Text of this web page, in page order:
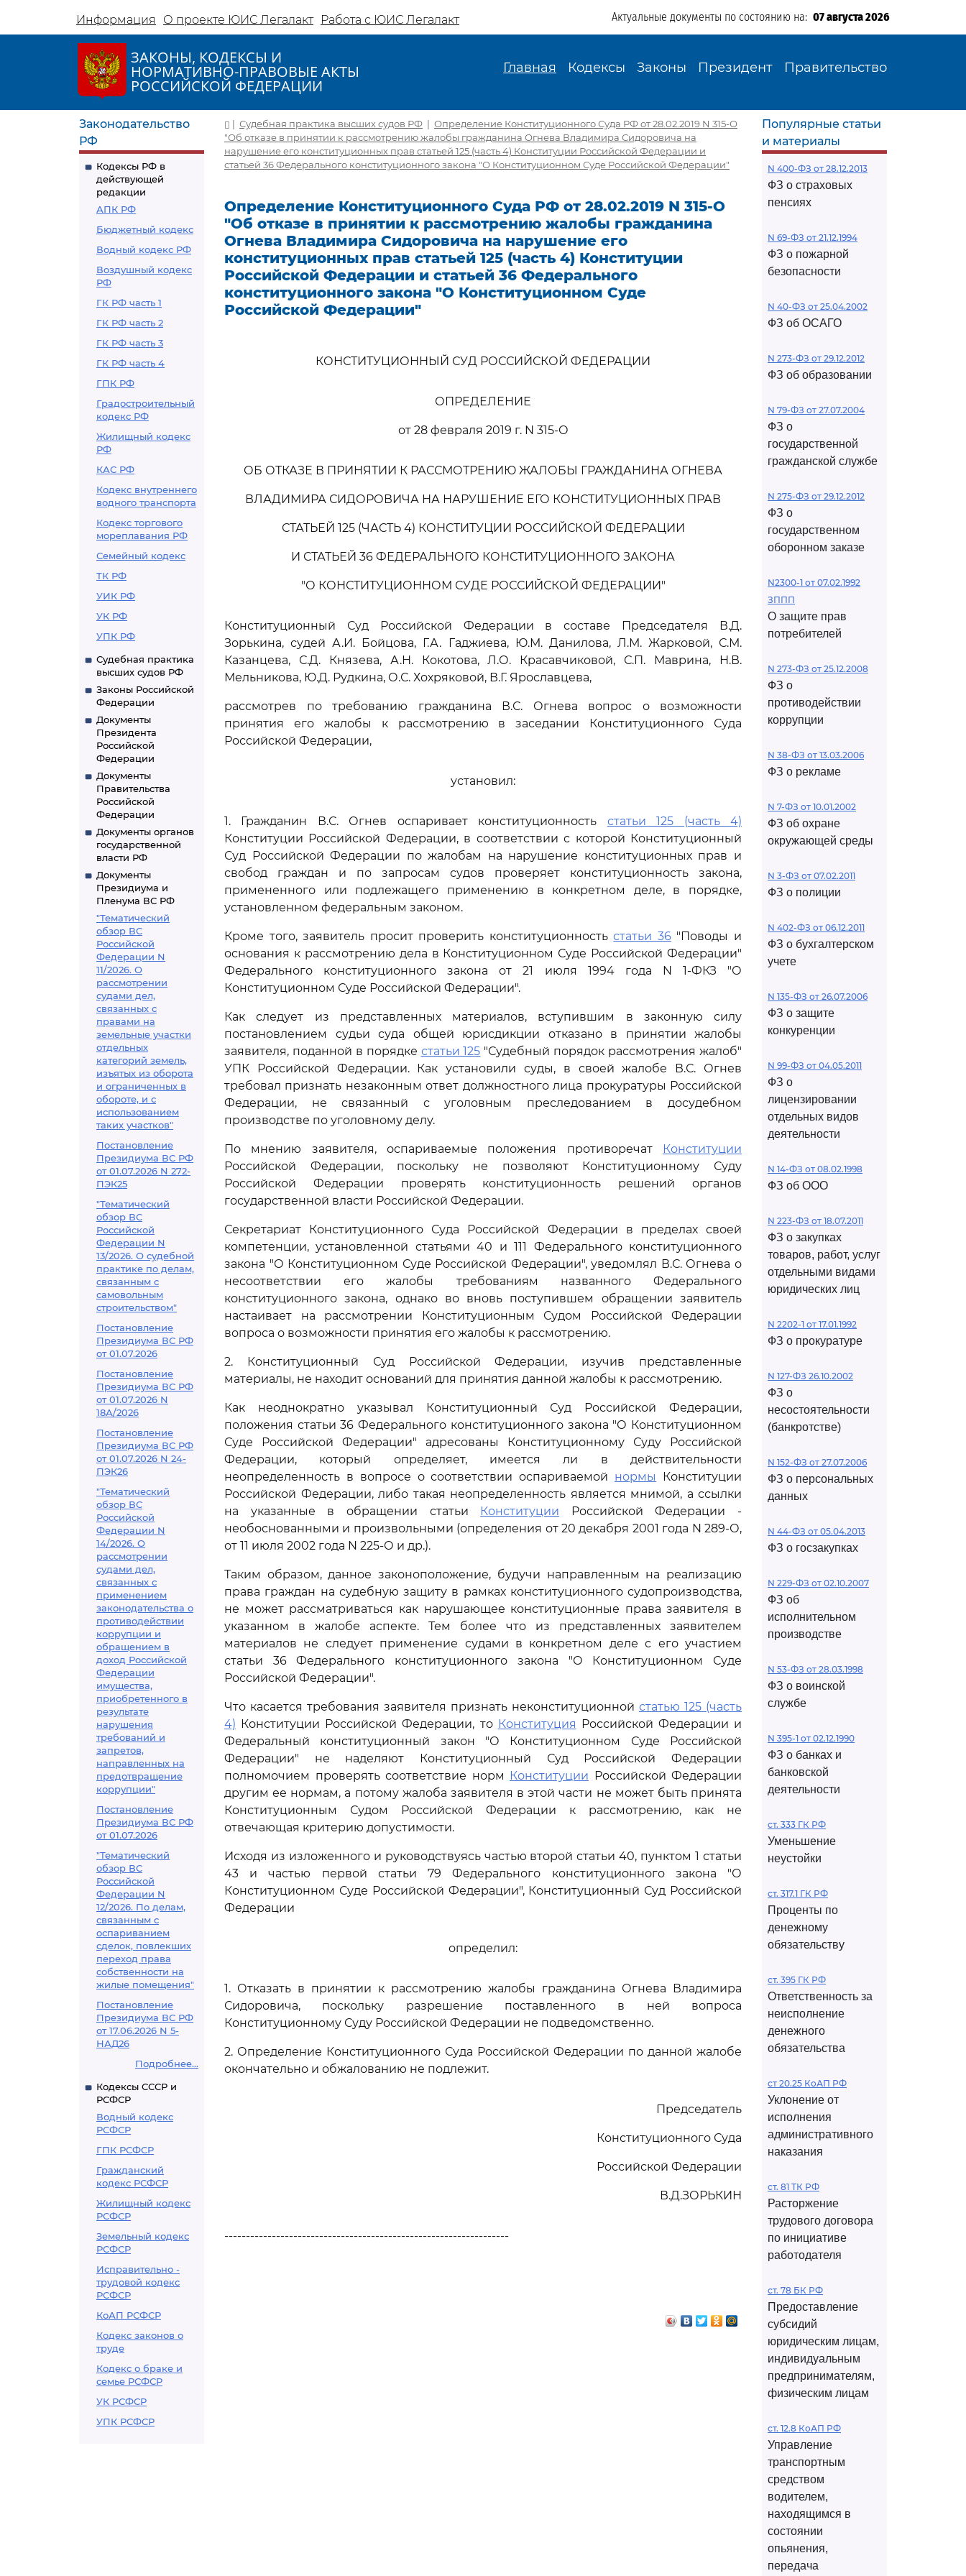
Информация О проекте ЮИС Легалакт Работа с ЮИС Легалакт Актуальные документы по состоянию на: 07 августа 2026
ЗАКОНЫ, КОДЕКСЫ И
НОРМАТИВНО-ПРАВОВЫЕ АКТЫ
РОССИЙСКОЙ ФЕДЕРАЦИИ
Главная Кодексы Законы Президент Правительство
Законодательство
РФ
Кодексы РФ в
действующей
редакции
АПК РФ
Бюджетный кодекс
Водный кодекс РФ
Воздушный кодекс
РФ
ГК РФ часть 1
ГК РФ часть 2
ГК РФ часть 3
ГК РФ часть 4
ГПК РФ
Градостроительный
кодекс РФ
Жилищный кодекс
РФ
КАС РФ
Кодекс внутреннего
водного транспорта
Кодекс торгового
мореплавания РФ
Семейный кодекс
ТК РФ
УИК РФ
УК РФ
УПК РФ
Судебная практика
высших судов РФ
Законы Российской
Федерации
Документы
Президента
Российской
Федерации
Документы
Правительства
Российской
Федерации
Документы органов
государственной
власти РФ
Документы
Президиума и
Пленума ВС РФ
"Тематический
обзор ВС
Российской
Федерации N
11/2026. О
рассмотрении
судами дел,
связанных с
правами на
земельные участки
отдельных
категорий земель,
изъятых из оборота
и ограниченных в
обороте, и с
использованием
таких участков"
Постановление
Президиума ВС РФ
от 01.07.2026 N 272-
ПЭК25
"Тематический
обзор ВС
Российской
Федерации N
13/2026. О судебной
практике по делам,
связанным с
самовольным
строительством"
Постановление
Президиума ВС РФ
от 01.07.2026
Постановление
Президиума ВС РФ
от 01.07.2026 N
18А/2026
Постановление
Президиума ВС РФ
от 01.07.2026 N 24-
ПЭК26
"Тематический
обзор ВС
Российской
Федерации N
14/2026. О
рассмотрении
судами дел,
связанных с
применением
законодательства о
противодействии
коррупции и
обращением в
доход Российской
Федерации
имущества,
приобретенного в
результате
нарушения
требований и
запретов,
направленных на
предотвращение
коррупции"
Постановление
Президиума ВС РФ
от 01.07.2026
"Тематический
обзор ВС
Российской
Федерации N
12/2026. По делам,
связанным с
оспариванием
сделок, повлекших
переход права
собственности на
жилые помещения"
Постановление
Президиума ВС РФ
от 17.06.2026 N 5-
НАД26
Подробнее...
Кодексы СССР и
РСФСР
Водный кодекс
РСФСР
ГПК РСФСР
Гражданский
кодекс РСФСР
Жилищный кодекс
РСФСР
Земельный кодекс
РСФСР
Исправительно -
трудовой кодекс
РСФСР
КоАП РСФСР
Кодекс законов о
труде
Кодекс о браке и
семье РСФСР
УК РСФСР
УПК РСФСР
| Судебная практика высших судов РФ | Определение Конституционного Суда РФ от 28.02.2019 N 315-О
"Об отказе в принятии к рассмотрению жалобы гражданина Огнева Владимира Сидоровича на
нарушение его конституционных прав статьей 125 (часть 4) Конституции Российской Федерации и
статьей 36 Федерального конституционного закона "О Конституционном Суде Российской Федерации"
Определение Конституционного Суда РФ от 28.02.2019 N 315-О
"Об отказе в принятии к рассмотрению жалобы гражданина
Огнева Владимира Сидоровича на нарушение его
конституционных прав статьей 125 (часть 4) Конституции
Российской Федерации и статьей 36 Федерального
конституционного закона "О Конституционном Суде
Российской Федерации"
КОНСТИТУЦИОННЫЙ СУД РОССИЙСКОЙ ФЕДЕРАЦИИ
ОПРЕДЕЛЕНИЕ
от 28 февраля 2019 г. N 315-О
ОБ ОТКАЗЕ В ПРИНЯТИИ К РАССМОТРЕНИЮ ЖАЛОБЫ ГРАЖДАНИНА ОГНЕВА
ВЛАДИМИРА СИДОРОВИЧА НА НАРУШЕНИЕ ЕГО КОНСТИТУЦИОННЫХ ПРАВ
СТАТЬЕЙ 125 (ЧАСТЬ 4) КОНСТИТУЦИИ РОССИЙСКОЙ ФЕДЕРАЦИИ
И СТАТЬЕЙ 36 ФЕДЕРАЛЬНОГО КОНСТИТУЦИОННОГО ЗАКОНА
"О КОНСТИТУЦИОННОМ СУДЕ РОССИЙСКОЙ ФЕДЕРАЦИИ"
Конституционный Суд Российской Федерации в составе Председателя В.Д.
Зорькина, судей А.И. Бойцова, Г.А. Гаджиева, Ю.М. Данилова, Л.М. Жарковой, С.М.
Казанцева, С.Д. Князева, А.Н. Кокотова, Л.О. Красавчиковой, С.П. Маврина, Н.В.
Мельникова, Ю.Д. Рудкина, О.С. Хохряковой, В.Г. Ярославцева,
рассмотрев по требованию гражданина В.С. Огнева вопрос о возможности
принятия его жалобы к рассмотрению в заседании Конституционного Суда
Российской Федерации,
установил:
1. Гражданин В.С. Огнев оспаривает конституционность статьи 125 (часть 4)
Конституции Российской Федерации, в соответствии с которой Конституционный
Суд Российской Федерации по жалобам на нарушение конституционных прав и
свобод граждан и по запросам судов проверяет конституционность закона,
примененного или подлежащего применению в конкретном деле, в порядке,
установленном федеральным законом.
Кроме того, заявитель просит проверить конституционностьстатьи 36"Поводы и
основания к рассмотрению дела в Конституционном Суде Российской Федерации"
Федерального конституционного закона от 21 июля 1994 года N 1-ФКЗ "О
Конституционном Суде Российской Федерации".
Как следует из представленных материалов, вступившим в законную силу
постановлением судьи суда общей юрисдикции отказано в принятии жалобы
заявителя, поданной в порядке статьи 125 "Судебный порядок рассмотрения жалоб"
УПК Российской Федерации. Как установили суды, в своей жалобе В.С. Огнев
требовал признать незаконным ответ должностного лица прокуратуры Российской
Федерации, не связанный с уголовным преследованием в досудебном
производстве по уголовному делу.
По мнению заявителя, оспариваемые положения противоречат
Конституции
Российской Федерации, поскольку не позволяют Конституционному Суду
Российской Федерации проверять конституционность решений органов
государственной власти Российской Федерации.
Секретариат Конституционного Суда Российской Федерации в пределах своей
компетенции, установленной статьями 40 и 111 Федерального конституционного
закона "О Конституционном Суде Российской Федерации", уведомлял В.С. Огнева о
несоответствии его жалобы требованиям названного Федерального
конституционного закона, однако во вновь поступившем обращении заявитель
настаивает на рассмотрении Конституционным Судом Российской Федерации
вопроса о возможности принятия его жалобы к рассмотрению.
2. Конституционный Суд Российской Федерации, изучив представленные
материалы, не находит оснований для принятия данной жалобы к рассмотрению.
Как неоднократно указывал Конституционный Суд Российской Федерации,
положения статьи 36 Федерального конституционного закона "О Конституционном
Суде Российской Федерации" адресованы Конституционному Суду Российской
Федерации, который определяет, имеется ли в действительности
неопределенность в вопросе о соответствии оспариваемой нормы
Конституции
Российской Федерации, либо такая неопределенность является мнимой, а ссылки
на указанные в обращении статьи Конституции Российской Федерации -
необоснованными и произвольными (определения от 20 декабря 2001 года N 289-О,
от 11 июля 2002 года N 225-О и др.).
Таким образом, данное законоположение, будучи направленным на реализацию
права граждан на судебную защиту в рамках конституционного судопроизводства,
не может рассматриваться как нарушающее конституционные права заявителя в
указанном в жалобе аспекте. Тем более что из представленных заявителем
материалов не следует применение судами в конкретном деле с его участием
статьи 36 Федерального конституционного закона "О Конституционном Суде
Российской Федерации".
Что касается требования заявителя признать неконституционной статью 125 (часть
4) Конституции Российской Федерации, то Конституция Российской Федерации и
Федеральный конституционный закон "О Конституционном Суде Российской
Федерации" не наделяют Конституционный Суд Российской Федерации
полномочием проверять соответствие норм Конституции Российской Федерации
другим ее нормам, а потому жалоба заявителя в этой части не может быть принята
Конституционным Судом Российской Федерации к рассмотрению, как не
отвечающая критерию допустимости.
Исходя из изложенного и руководствуясь частью второй статьи 40, пунктом 1 статьи
43 и частью первой статьи 79 Федерального конституционного закона "О
Конституционном Суде Российской Федерации", Конституционный Суд Российской
Федерации
определил:
1. Отказать в принятии к рассмотрению жалобы гражданина Огнева Владимира
Сидоровича, поскольку разрешение поставленного в ней вопроса
Конституционному Суду Российской Федерации не подведомственно.
2. Определение Конституционного Суда Российской Федерации по данной жалобе
окончательно и обжалованию не подлежит.
Председатель
Конституционного Суда
Российской Федерации
В.Д.ЗОРЬКИН
------------------------------------------------------------------
Популярные статьи
и материалы
N 400-ФЗ от 28.12.2013
ФЗ о страховых
пенсиях
N 69-ФЗ от 21.12.1994
ФЗ о пожарной
безопасности
N 40-ФЗ от 25.04.2002
ФЗ об ОСАГО
N 273-ФЗ от 29.12.2012
ФЗ об образовании
N 79-ФЗ от 27.07.2004
ФЗ о
государственной
гражданской службе
N 275-ФЗ от 29.12.2012
ФЗ о
государственном
оборонном заказе
N2300-1 от 07.02.1992
ЗППП
О защите прав
потребителей
N 273-ФЗ от 25.12.2008
ФЗ о
противодействии
коррупции
N 38-ФЗ от 13.03.2006
ФЗ о рекламе
N 7-ФЗ от 10.01.2002
ФЗ об охране
окружающей среды
N 3-ФЗ от 07.02.2011
ФЗ о полиции
N 402-ФЗ от 06.12.2011
ФЗ о бухгалтерском
учете
N 135-ФЗ от 26.07.2006
ФЗ о защите
конкуренции
N 99-ФЗ от 04.05.2011
ФЗ о
лицензировании
отдельных видов
деятельности
N 14-ФЗ от 08.02.1998
ФЗ об ООО
N 223-ФЗ от 18.07.2011
ФЗ о закупках
товаров, работ, услуг
отдельными видами
юридических лиц
N 2202-1 от 17.01.1992
ФЗ о прокуратуре
N 127-ФЗ 26.10.2002
ФЗ о
несостоятельности
(банкротстве)
N 152-ФЗ от 27.07.2006
ФЗ о персональных
данных
N 44-ФЗ от 05.04.2013
ФЗ о госзакупках
N 229-ФЗ от 02.10.2007
ФЗ об
исполнительном
производстве
N 53-ФЗ от 28.03.1998
ФЗ о воинской
службе
N 395-1 от 02.12.1990
ФЗ о банках и
банковской
деятельности
ст. 333 ГК РФ
Уменьшение
неустойки
ст. 317.1 ГК РФ
Проценты по
денежному
обязательству
ст. 395 ГК РФ
Ответственность за
неисполнение
денежного
обязательства
ст 20.25 КоАП РФ
Уклонение от
исполнения
административного
наказания
ст. 81 ТК РФ
Расторжение
трудового договора
по инициативе
работодателя
ст. 78 БК РФ
Предоставление
субсидий
юридическим лицам,
индивидуальным
предпринимателям,
физическим лицам
ст. 12.8 КоАП РФ
Управление
транспортным
средством
водителем,
находящимся в
состоянии
опьянения,
передача